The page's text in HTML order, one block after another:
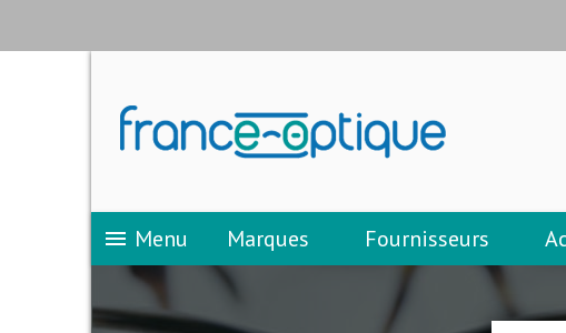
menu Menu Marques Fournisseurs